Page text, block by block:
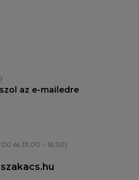
az e-mailedre
és 13:00 - 16:30)